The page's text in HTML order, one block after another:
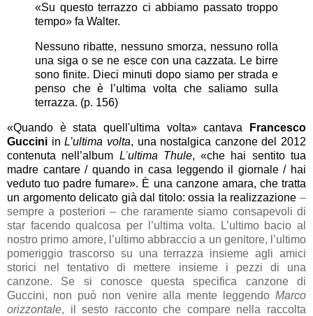
«Su questo terrazzo ci abbiamo passato troppo
tempo» fa Walter.
Nessuno ribatte, nessuno smorza, nessuno rolla
una siga o se ne esce con una cazzata. Le birre
sono finite. Dieci minuti dopo siamo per strada e
penso che è l’ultima volta che saliamo sulla
terrazza. (p. 156)
«Quando è stata quell'ultima volta» cantava
Francesco
Guccini inL’ultima volta, una nostalgica canzone del 2012
contenuta nell’album L’ultima Thule, «che hai sentito tua
madre cantare / quando in casa leggendo il giornale / hai
veduto tuo padre fumare». È una canzone amara, che tratta
un argomento delicato già dal titolo: ossia la realizzazione –
sempre a posteriori – che raramente siamo consapevoli di
star facendo qualcosa per l’ultima volta. L’ultimo bacio al
nostro primo amore, l’ultimo abbraccio a un genitore, l’ultimo
pomeriggio trascorso su una terrazza insieme agli amici
storici nel tentativo di mettere insieme i pezzi di una
canzone. Se si conosce questa specifica canzone di
Guccini, non può non venire alla mente leggendo Marco
orizzontale, il sesto racconto che compare nella raccolta